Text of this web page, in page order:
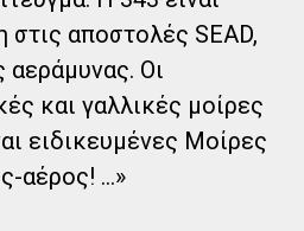
στις αποστολές SEAD,
Οι
και γαλλικές μοίρες
ειδικευμένες Μοίρες
αέρος! ...»